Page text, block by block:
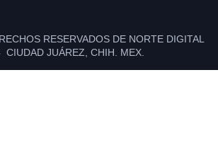
RESERVADOS DE NORTE DIGITAL
CIUDAD JUÁREZ, CHIH. MEX.